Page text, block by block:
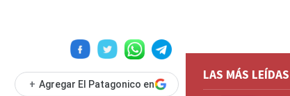
+ Agregar El Patagonico en
LAS MÁS